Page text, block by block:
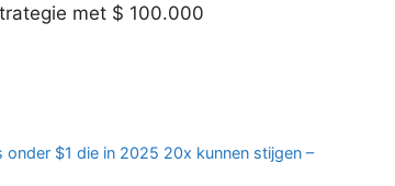
met $ 100.000
$1 die in 2025 20x kunnen stijgen –